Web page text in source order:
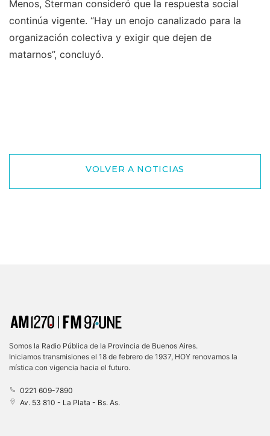
Menos, Sterman consideró que la respuesta social
continúa vigente. “Hay un enojo canalizado para la
organización colectiva y exigir que dejen de
matarnos”, concluyó.
VOLVER A NOTICIAS
Somos la Radio Pública de la Provincia de Buenos Aires.
Iniciamos transmisiones el 18 de febrero de 1937, HOY renovamos la
mística con vigencia hacia el futuro.
0221 609-7890
Av. 53 810 - La Plata - Bs. As.